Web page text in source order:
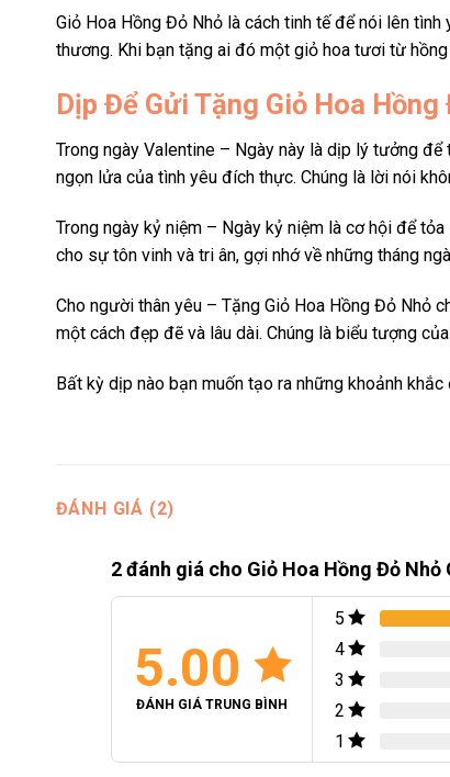
Giỏ Hoa Hồng Đỏ Nhỏ là cách tinh tế để nói lên
thương. Khi bạn tặng ai đó một giỏ hoa tươi từ
Dịp Để Gửi Tặng Giỏ Hoa Hồng
Trong ngày Valentine – Ngày này là dịp lý tưởng
ngọn lửa của tình yêu đích thực. Chúng là lời nói
Trong ngày kỷ niệm – Ngày kỷ niệm là cơ hội để
cho sự tôn vinh và tri ân, gợi nhớ về những tháng
Cho người thân yêu – Tặng Giỏ Hoa Hồng Đỏ Nhỏ
một cách đẹp đẽ và lâu dài. Chúng là biểu tượng
Bất kỳ dịp nào bạn muốn tạo ra những khoảnh
ĐÁNH GIÁ (2)
2 đánh giá cho Giỏ Hoa Hồng Đỏ Nhỏ
5.00
ĐÁNH GIÁ TRUNG BÌNH
5
4
3
2
1